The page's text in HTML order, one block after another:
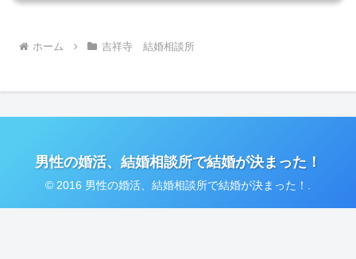
ホーム 吉祥寺 結婚相談所
男性の婚活、結婚相談所で結婚が決まった！
© 2016 男性の婚活、結婚相談所で結婚が決まった！.